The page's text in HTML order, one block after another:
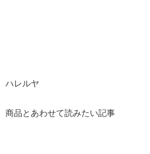
ハレルヤ
商品とあわせて読みたい記事